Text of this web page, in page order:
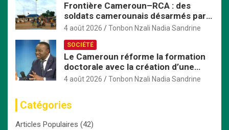
Frontière Cameroun–RCA : des
soldats camerounais désarmés par
les FACA, la tension monte
4 août 2026 Tonbon Nzali Nadia Sandrine
SOCIÉTÉ
Le Cameroun réforme la formation
doctorale avec la création d’une
Commission nationale dédiée
4 août 2026 Tonbon Nzali Nadia Sandrine
Catégories
Articles Populaires (42)